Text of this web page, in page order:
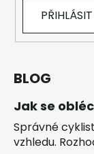
BLOG
Jak se
Správné
vzhledu.